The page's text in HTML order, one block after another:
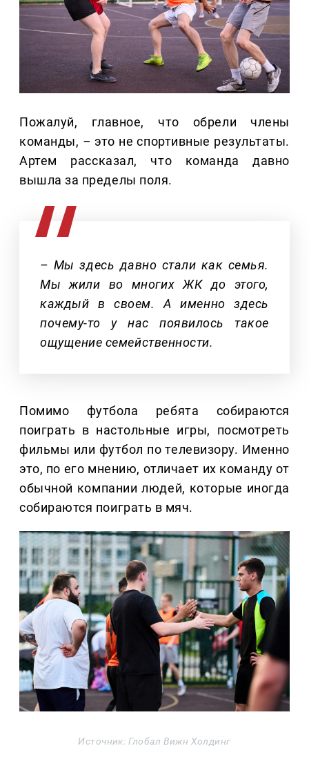
Пожалуй, главное, что обрели члены
команды, – это не спортивные результаты.
Артем рассказал, что команда давно
вышла за пределы поля.
– Мы здесь давно стали как семья.
Мы жили во многих ЖК до этого,
каждый в своем. А именно здесь
почему-то у нас появилось такое
ощущение семейственности.
Помимо футбола ребята собираются
поиграть в настольные игры, посмотреть
фильмы или футбол по телевизору. Именно
это, по его мнению, отличает их команду от
обычной компании людей, которые иногда
собираются поиграть в мяч.
Источник: Глобал Вижн Холдинг